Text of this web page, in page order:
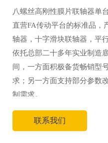
八螺丝高刚性膜片联轴器单
直营FA传动平台的标准品，
轴器，十字滑块联轴器，平
依托总部二十多年实业制造
间，一方面积极备货畅销型
求；另一方面支持部分参数
制需求。
联系我们